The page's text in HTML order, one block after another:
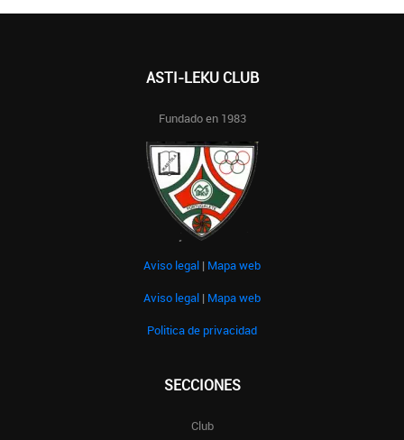
ASTI-LEKU CLUB
Fundado en 1983
Aviso legal | Mapa web
Aviso legal | Mapa web
Politica de privacidad
SECCIONES
Club